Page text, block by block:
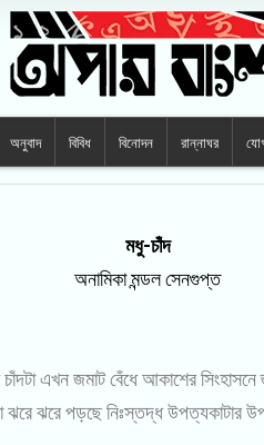
অনুবাদ বিবিধ বিনোদন রান্নাঘর
মধু-চাঁদ
অনামিকা মন্ডল সেনগুপ্ত
এখন জমাট বেঁধে আকাশের
ঝরে ঝরে পড়ছে নিঃস্তদ্ধ উপত্যকাটার